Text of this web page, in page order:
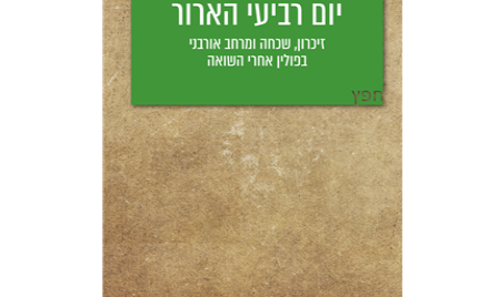
הנחת אתר ספר מודפס
$28
$25